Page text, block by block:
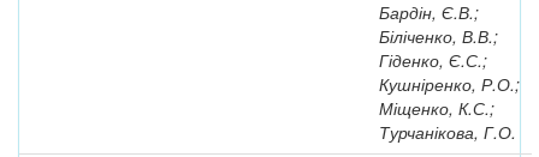
Бардін, Є.В.;
Біліченко, В.В.;
Гіденко, Є.С.;
Кушніренко, Р.О.;
Міщенко, К.С.;
Турчанікова, Г.О.